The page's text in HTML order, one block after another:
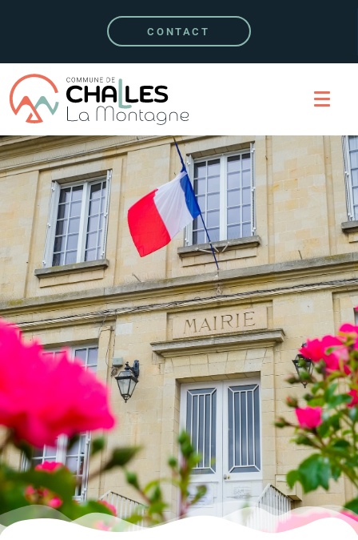
CONTACT